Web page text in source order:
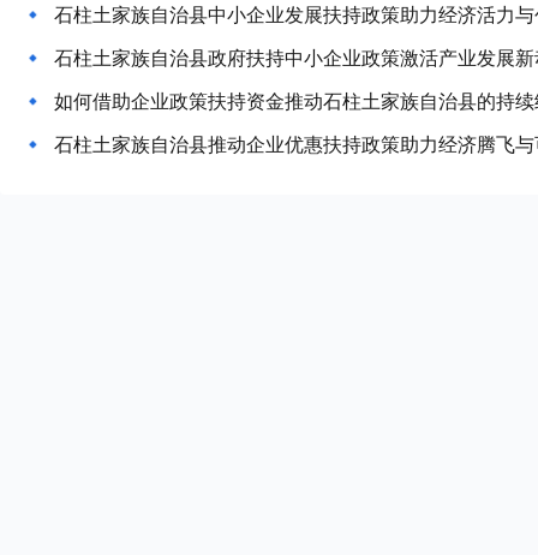
石柱土家族自治县中小企业发展扶持政策助力经济活力
石柱土家族自治县政府扶持中小企业政策激活产业发展
如何借助企业政策扶持资金推动石柱土家族自治县的持
石柱土家族自治县推动企业优惠扶持政策助力经济腾飞